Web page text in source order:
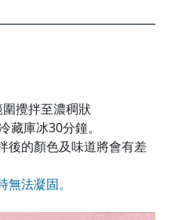
攪拌至濃稠狀
藏庫冰30分鐘。
後的顏色及味道將會有差
法凝固。